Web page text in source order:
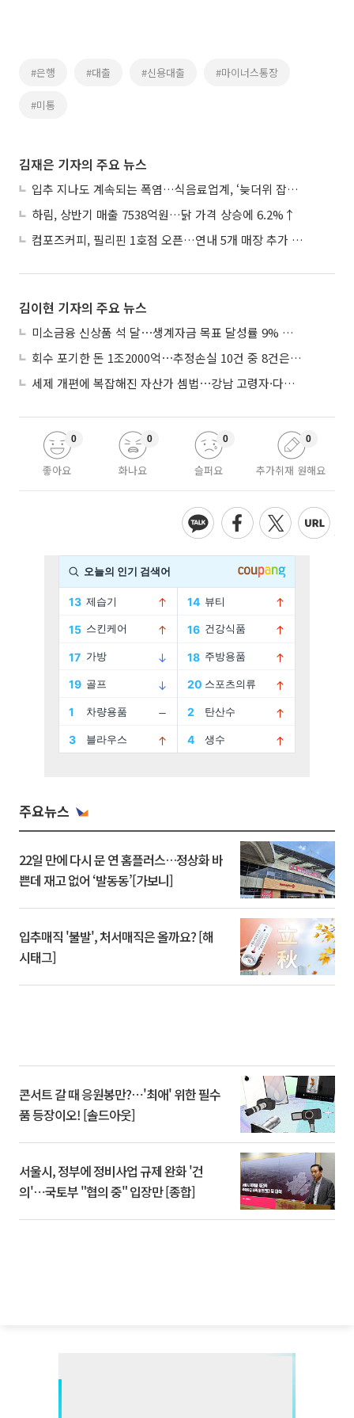
#은행 #대출 #신용대출 #마이너스통장
#미통
김재은 기자의 주요 뉴스
입추 지나도 계속되는 폭염…식음료업계, ‘늦더위 잡기’ 전력 투구
하림, 상반기 매출 7538억원…닭 가격 상승에 6.2%↑
컴포즈커피, 필리핀 1호점 오픈…연내 5개 매장 추가 출점
김이현 기자의 주요 뉴스
미소금융 신상품 석 달⋯생계자금 목표 달성률 9% 그쳐
회수 포기한 돈 1조2000억⋯추정손실 10건 중 8건은 기업대출
세제 개편에 복잡해진 자산가 셈법⋯강남 고령자·다주택자 ‘자산재편 고심’
좋아요
0
화나요
0
슬퍼요
0
추가취재 원해요
0
주요뉴스
22일 만에 다시 문 연 홈플러스…정상화 바
쁜데 재고 없어 ‘발동동’[가보니]
입추매직 '불발', 처서매직은 올까요? [해
시태그]
콘서트 갈 때 응원봉만?⋯'최애' 위한 필수
품 등장이오! [솔드아웃]
서울시, 정부에 정비사업 규제 완화 '건
의'⋯국토부 "협의 중" 입장만 [종합]